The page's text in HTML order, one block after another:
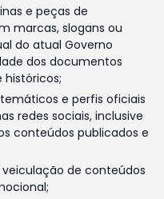
e peças de
marcas, slogans ou
do atual Governo
dos documentos
e perfis oficiais
redes sociais, inclusive
conteúdos publicados e
de conteúdos